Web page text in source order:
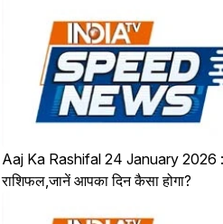
Aaj Ka Rashifal 24 January 2026
राशिफल,जानें आपका दिन कैसा होगा?